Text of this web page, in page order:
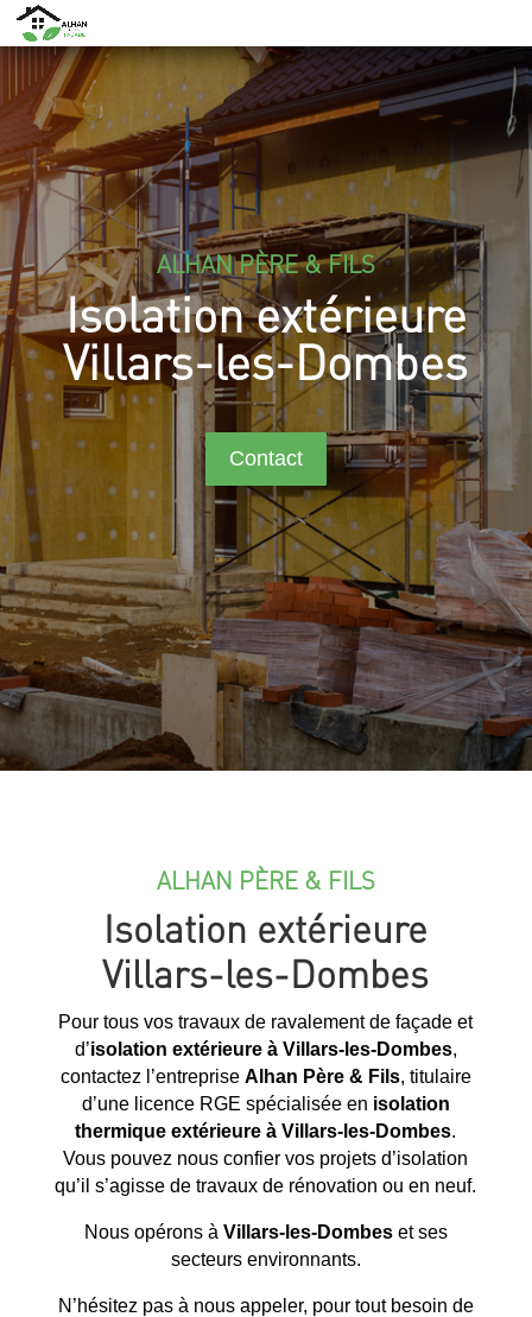
ALHAN PÈRE & FILS
Isolation extérieure
Villars-les-Dombes
Contact
ALHAN PÈRE & FILS
Isolation extérieure
Villars-les-Dombes
Pour tous vos travaux de ravalement de façade et
d’isolation extérieure à Villars-les-Dombes,
contactez l’entreprise Alhan Père & Fils, titulaire
d’une licence RGE spécialisée en isolation
thermique extérieure à Villars-les-Dombes.
Vous pouvez nous confier vos projets d’isolation
qu’il s’agisse de travaux de rénovation ou en neuf.
Nous opérons à Villars-les-Dombeset ses
secteurs environnants.
N’hésitez pas à nous appeler, pour tout besoin de